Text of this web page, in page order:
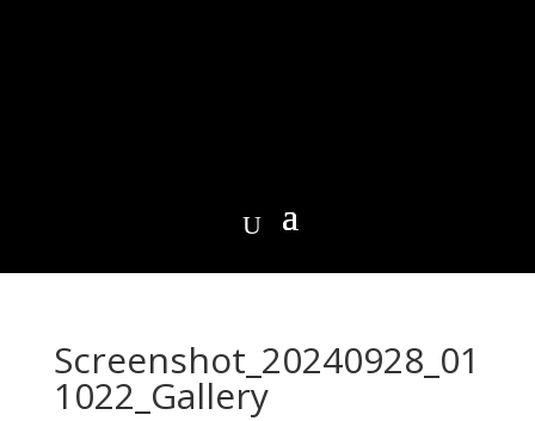
Screenshot_20240928_01
1022_Gallery